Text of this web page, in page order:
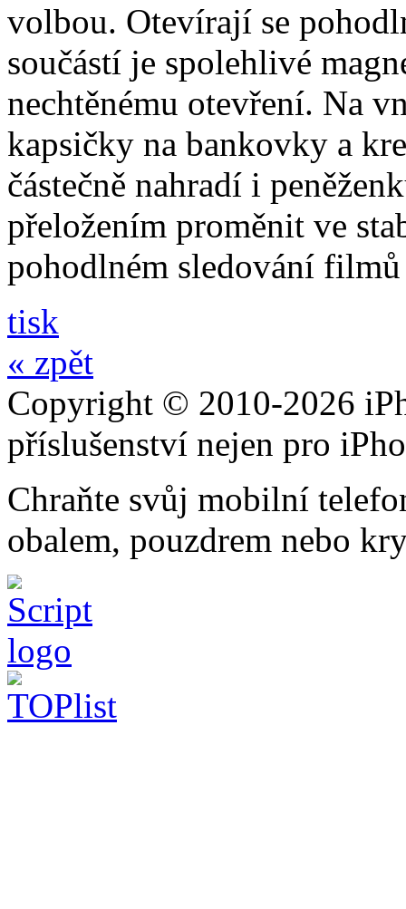
volbou. Otevírají se
součástí je spolehlivé
nechtěnému otevření. Na
kapsičky na bankovky a
částečně nahradí i
přeložením proměnit ve
pohodlném sledování
tisk
« zpět
Copyright © 2010-2026
příslušenství nejen pro
Chraňte svůj mobilní
obalem, pouzdrem nebo